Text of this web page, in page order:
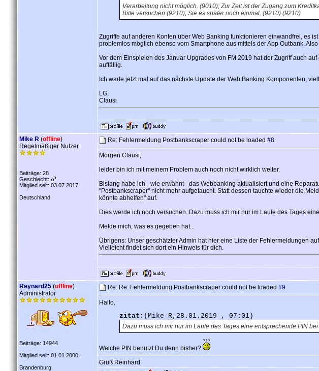
Verarbeitung nicht möglich. (9010); Zur Zeit ist der Zugang zum
Bitte versuchen (9210); Sie es später noch einmal. (9210) (9210)
Zugriffe auf anderen Konten über Web Banking funktionieren einwandfrei, es
problemlos möglich ebenso vom Smartphone aus mittels der App Outbank.
Vor dem Einspielen des Januar Upgrades von FM 2019 hat der Zugriff auch
auffällig.
Ich warte jetzt mal auf das nächste Update der Web Banking Komponenten,
LG,
Clausi
Mike R (offline)
Regelmäßiger Nutzer
Beiträge: 28
Geschlecht:
Mitglied seit: 03.07.2017
Deutschland
Re: Fehlermeldung Postbankscraper could not be loaded #8
Morgen Clausi,
leider bin ich mit meinem Problem auch noch nicht wirklich weiter.
Bislang habe ich - wie erwähnt - das Webbanking aktualisiert und eine
"Postbankscraper" nicht mehr aufgetaucht. Statt dessen tauchte wieder die
könnte abhelfen" auf.
Dies werde ich noch versuchen. Dazu muss ich mir nur im Laufe des Tages
Melde mich, was es gegeben hat...
Übrigens: Unser geschätzter Admin hat hier eine Liste der Fehlermeldungen
Vielleicht findet sich dort ein Hinweis für dich.
Reynard25 (offline)
Administrator
Beiträge: 14944
Mitglied seit: 01.01.2000
Brandenburg
Re: Re: Fehlermeldung Postbankscraper could not be loaded #9
Hallo,
zitat: (Mike R,28.01.2019 , 07:01)
Dazu muss ich mir nur im Laufe des Tages eine entsprechende PIN
Welche PIN benutzt Du denn bisher?
Gruß Reinhard